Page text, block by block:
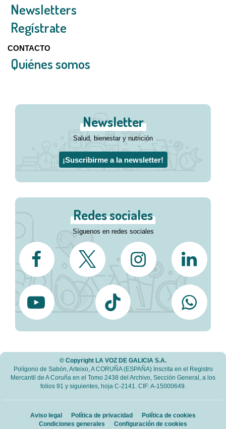
Newsletters
Regístrate
CONTACTO
Quiénes somos
Newsletter
Salud, bienestar y nutrición
¡Suscribirme a la newsletter!
Redes sociales
Síguenos en redes sociales
© Copyright LA VOZ DE GALICIA S.A.
Polígono de Sabón, Arteixo, A CORUÑA (ESPAÑA) Inscrita en el Registro
Mercantil de A Coruña en el Tomo 2438 del Archivo, Sección General, a los
folios 91 y siguientes, hoja C-2141. CIF: A-15000649.
Aviso legal Política de privacidad
Política de cookies
Condiciones generales
Configuración de cookies